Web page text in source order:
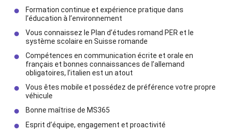
Formation continue et expérience pratique dans
l’éducation à l’environnement
Vous connaissez le Plan d’études romand PER et le
système scolaire en Suisse romande
Compétences en communication écrite et orale en
français et bonnes connaissances de l’allemand
obligatoires, l’italien est un atout
Vous êtes mobile et possédez de préférence votre propre
véhicule
Bonne maîtrise de MS365
Esprit d’équipe, engagement et proactivité